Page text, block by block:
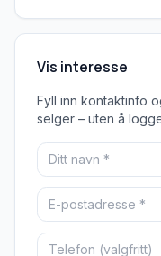
Vis interesse
Fyll inn kontaktinfo
selger – uten å